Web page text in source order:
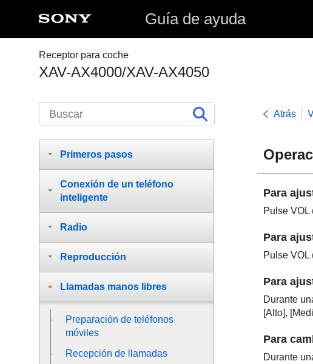
Guía de ayuda
Receptor para coche
XAV-AX4000/XAV-AX4050
Atrás
Para
Pulse VOL
Para
Pulse VOL
Para
Durante
[Alto], [
Para
Durante
Primeros pasos
Conexión de un teléfono
inteligente
Radio
Reproducción
Llamadas manos libres
Preparación de teléfonos
móviles
Recepción de llamadas